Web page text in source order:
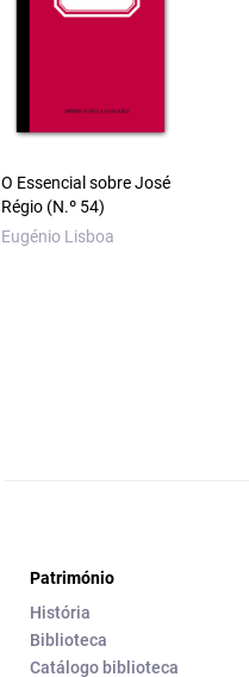
O Essencial sobre José
Régio (N.º 54)
Eugénio Lisboa
Património
História
Biblioteca
Catálogo biblioteca